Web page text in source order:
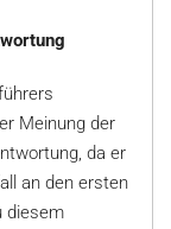
Meinung der
da er
an den ersten
diesem